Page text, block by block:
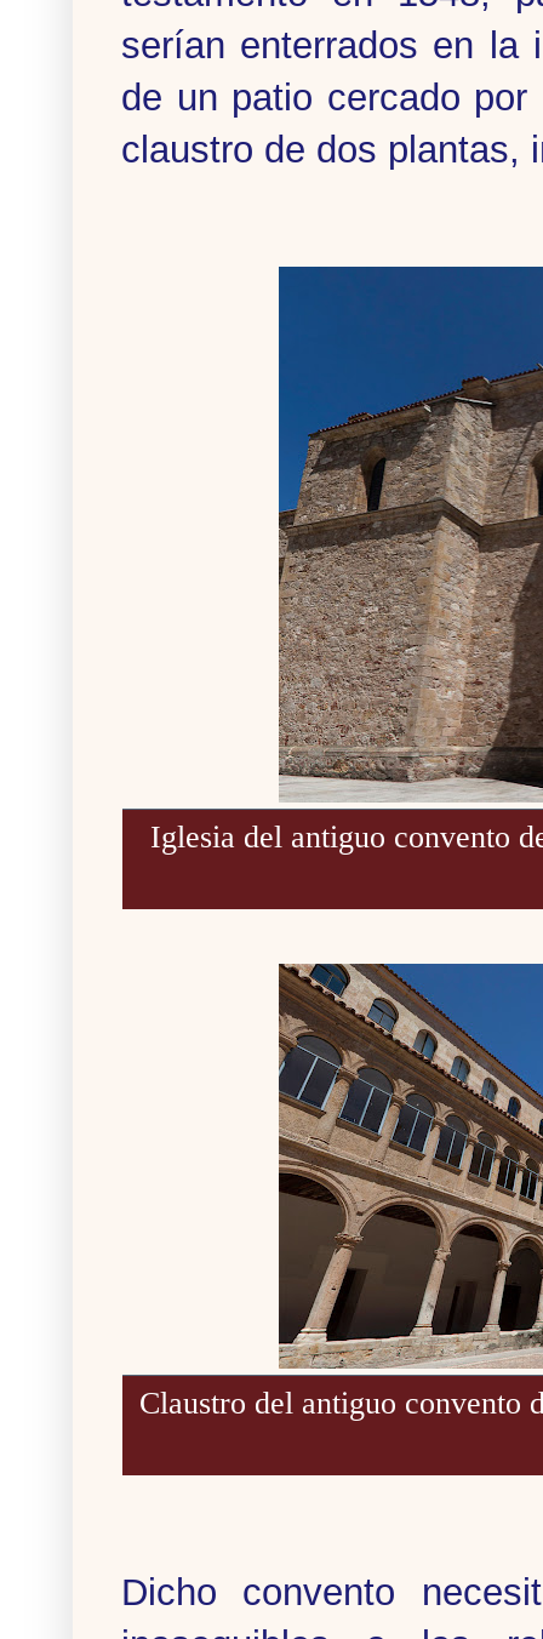
serían enterrados en la
de un patio cercado
claustro de dos plantas,
Iglesia del antiguo convento
Claustro del antiguo convento
Dicho convento